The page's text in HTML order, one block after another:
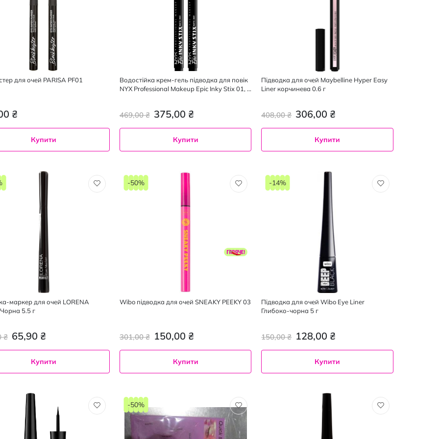
для очей PARISA PF01
₴
Купити
Водостійка крем-гель підводка для повік
NYX Professional Makeup Epic Inky Stix 01, 1
375,00 ₴
469,00 ₴
Купити
Підводка для очей Maybelline Hyper Easy
Liner корчинева 0.6 г
306,00 ₴
408,00 ₴
Купити
маркер для очей LORENA
5.5 г
65,90 ₴
₴
Купити
Wibo підводка для очей SNEAKY PEEKY 03
150,00 ₴
301,00 ₴
-50%
Купити
Підводка для очей Wibo Eye Liner
Глибоко-чорна 5 г
128,00 ₴
150,00 ₴
-14%
Купити
-50%